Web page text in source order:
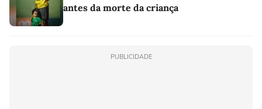
antes da morte da criança
PUBLICIDADE